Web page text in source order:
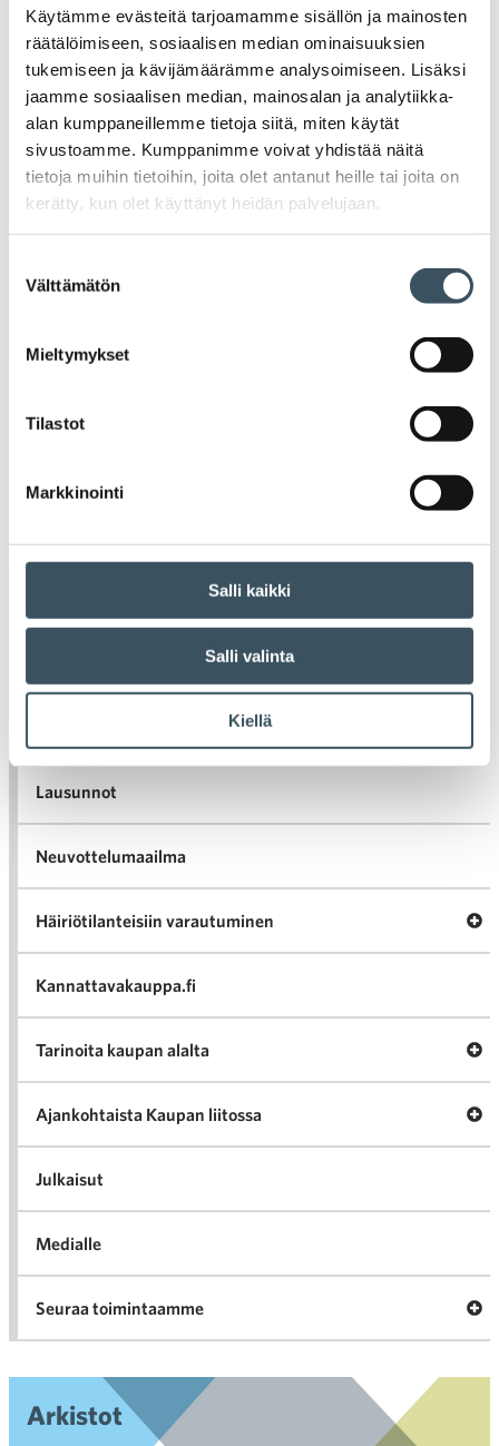
Käytämme evästeitä tarjoamamme sisällön ja mainosten
räätälöimiseen, sosiaalisen median ominaisuuksien
tukemiseen ja kävijämäärämme analysoimiseen. Lisäksi
jaamme sosiaalisen median, mainosalan ja analytiikka-
alan kumppaneillemme tietoja siitä, miten käytät
sivustoamme. Kumppanimme voivat yhdistää näitä
tietoja muihin tietoihin, joita olet antanut heille tai joita on
kerätty, kun olet käyttänyt heidän palvelujaan.
valinta
Välttämätön
Mieltymykset
Tilastot
Markkinointi
Salli kaikki
Salli valinta
Kiellä
Erityisnuoria kesätyössään ohjannut
Pohjois-Karjalan Osuuskaupan
Anniina Marttila on Vuoden
kesätyöntekijä
Vuoden kesätyöntekijänä on palkittu
Pohjois-Karjan Osuuskaupan Anniina
Marttila. Oikotien Vuoden kesätyöntekijä
Elinkeinoelämän keskusliitto. EK päätyi
Uudemmat artikkelit
Lausunnot
Neuvottelumaailma
Häiriötilanteisiin varautuminen
Kannattavakauppa.fi
Tarinoita kaupan alalta
Ajankohtaista Kaupan liitossa
Julkaisut
Medialle
Seuraa toimintaamme
Arkistot